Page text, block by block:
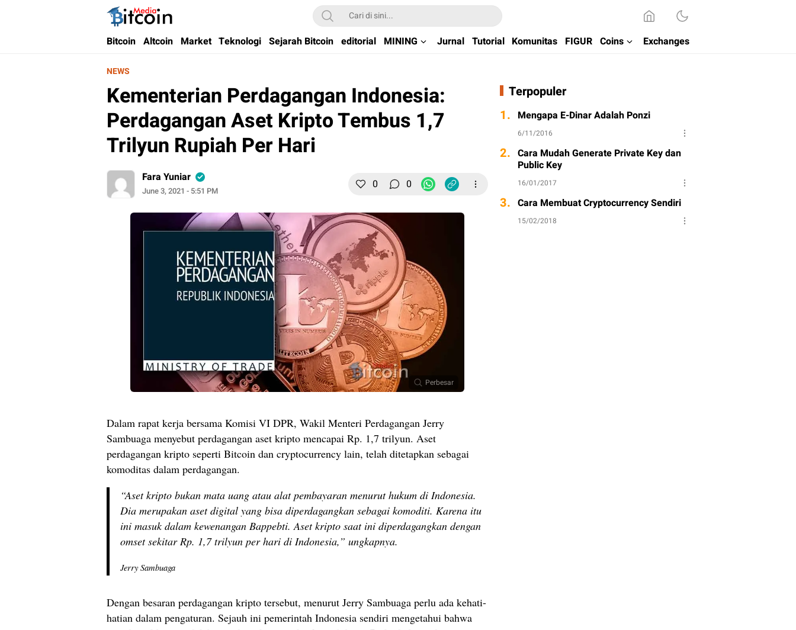
Bitcoin Media Indonesia
Media Bitcoin dan Cryptocurrency, dan Blockchain di Indonesia
Bitcoin Altcoin Market Teknologi Sejarah Bitcoin editorial MINING Jurnal Tutorial Komunitas FIGUR Coins Exchanges
NEWS
Kementerian Perdagangan Indonesia:
Perdagangan Aset Kripto Tembus 1,7
Trilyun Rupiah Per Hari
Fara Yuniar
June 3, 2021 - 5:51 PM 0 0
Perbesar
Dalam rapat kerja bersama Komisi VI DPR, Wakil Menteri Perdagangan Jerry
Sambuaga menyebut perdagangan aset kripto mencapai Rp. 1,7 trilyun. Aset
perdagangan kripto seperti Bitcoin dan cryptocurrency lain, telah ditetapkan sebagai
komoditas dalam perdagangan.
“Aset kripto bukan mata uang atau alat pembayaran menurut hukum di Indonesia.
Dia merupakan aset digital yang bisa diperdagangkan sebagai komoditi. Karena itu
ini masuk dalam kewenangan Bappebti. Aset kripto saat ini diperdagangkan dengan
omset sekitar Rp. 1,7 trilyun per hari di Indonesia,” ungkapnya.
Jerry Sambuaga
Dengan besaran perdagangan kripto tersebut, menurut Jerry Sambuaga perlu ada kehati-
hatian dalam pengaturan. Sejauh ini pemerintah Indonesia sendiri mengetahui bahwa
Terpopuler
1. Mengapa E-Dinar Adalah Ponzi
6/11/2016
2. Cara Mudah Generate Private Key dan
Public Key
16/01/2017
3. Cara Membuat Cryptocurrency Sendiri
15/02/2018